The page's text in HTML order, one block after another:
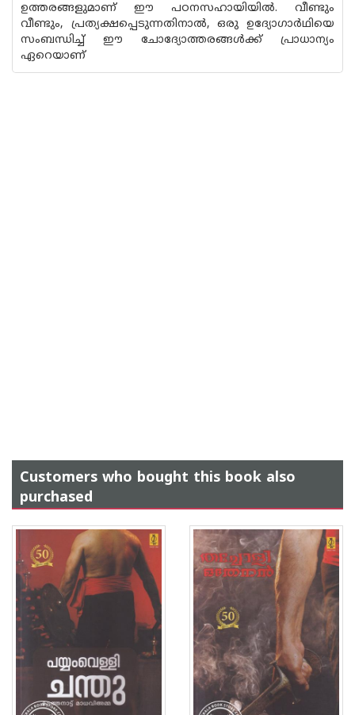
ഉത്തരങ്ങളുമാണ് ഈ പഠനസഹായിയില്‍. വീണ്ടും
വീണ്ടും, പ്രത്യക്ഷപ്പെടുന്നതിനാല്‍, ഒരു ഉദ്യോഗാര്‍ഥിയെ
സംബന്ധിച്ച് ഈ ചോദ്യോത്തരങ്ങള്‍ക്ക് പ്രാധാന്യം
ഏറെയാണ്
Customers who bought this book also
purchased